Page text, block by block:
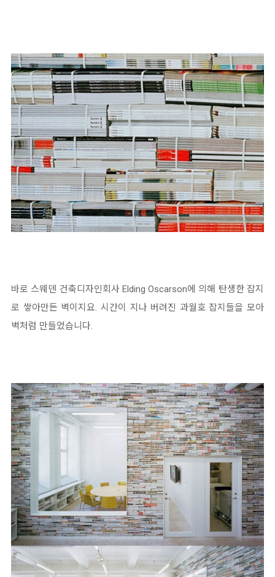
바로 스웨덴 건축디자인회사 Elding Oscarson에 의해 탄생한 잡지
로 쌓아만든 벽이지요. 시간이 지나 버려진 과월호 잡지들을 모아
벽처럼 만들었습니다.